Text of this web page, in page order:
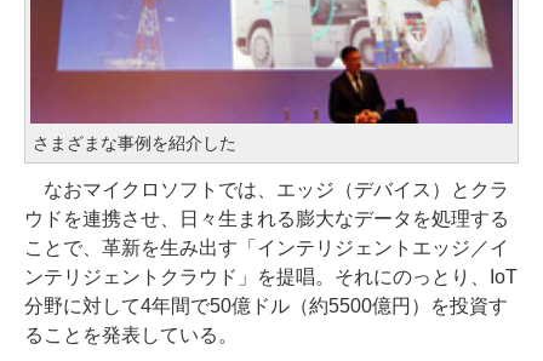
さまざまな事例を紹介した
なおマイクロソフトでは、エッジ（デバイス）とクラ
ウドを連携させ、日々生まれる膨大なデータを処理する
ことで、革新を生み出す「インテリジェントエッジ／イ
ンテリジェントクラウド」を提唱。それにのっとり、IoT
分野に対して4年間で50億ドル（約5500億円）を投資す
ることを発表している。